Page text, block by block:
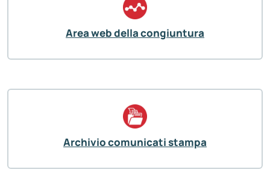
Area web della congiuntura
Archivio comunicati stampa